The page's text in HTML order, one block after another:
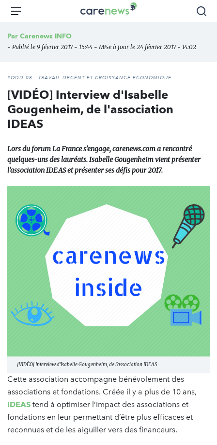
Aller
principal
Carenews,
des
l'engagement
Menu
Par Carenews INFO
- Publié le 9 février 2017 - 15:44 - Mise à jour le 24 février 2017 - 14:02
#ODD 08 : TRAVAIL DÉCENT ET CROISSANCE ÉCONOMIQUE
[VIDÉO] Interview d'Isabelle
Gougenheim, de l'association
IDEAS
Lors du forum La France s’engage, carenews.com a rencontré
quelques-uns des lauréats. Isabelle Gougenheim vient présenter
l’association IDEAS et présenter ses défis pour 2017.
[VIDÉO] Interview d'Isabelle Gougenheim, de l'association IDEAS
Cette association accompagne bénévolement des
associations et fondations. Créée il y a plus de 10 ans,
IDEAS tend à optimiser l’impact des associations et
fondations en leur permettant d’être plus efficaces et
reconnues et de les aiguiller vers des financeurs.